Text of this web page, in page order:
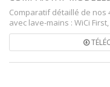
Comparatif détaillé de nos
avec lave-mains : WiCi